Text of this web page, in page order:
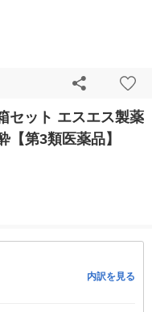
セット エスエス製薬
【第3類医薬品】
内訳を見る